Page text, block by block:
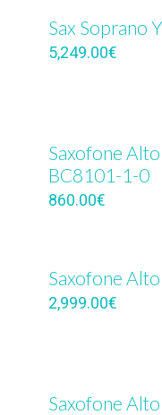
Sax Soprano
5,249.00€
Saxofone
BC8101-1-0
860.00€
Saxofone
2,999.00€
Saxofone